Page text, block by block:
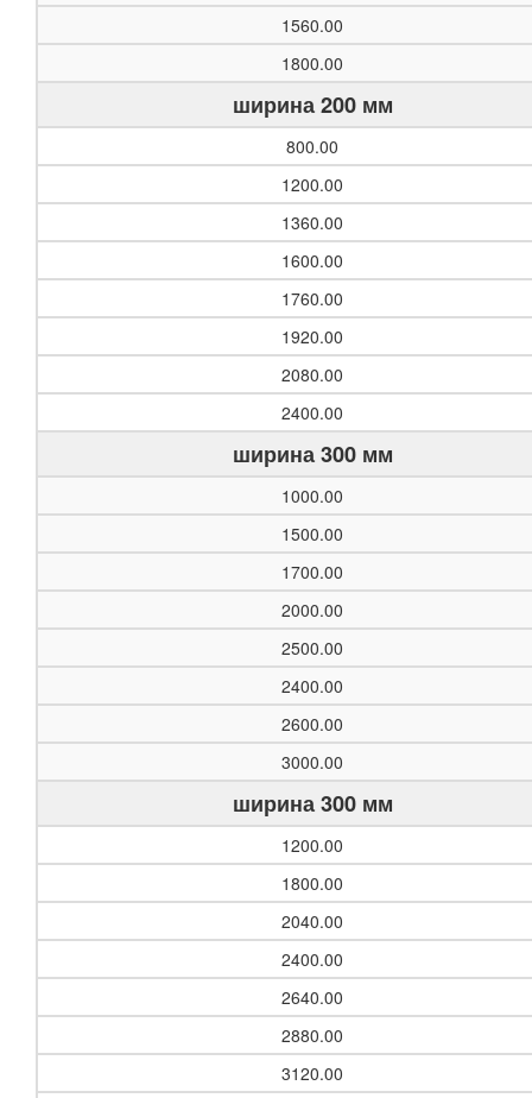
1560.00
1800.00
ширина 200 мм
800.00
1200.00
1360.00
1600.00
1760.00
1920.00
2080.00
2400.00
ширина 300 мм
1000.00
1500.00
1700.00
2000.00
2500.00
2400.00
2600.00
3000.00
ширина 300 мм
1200.00
1800.00
2040.00
2400.00
2640.00
2880.00
3120.00